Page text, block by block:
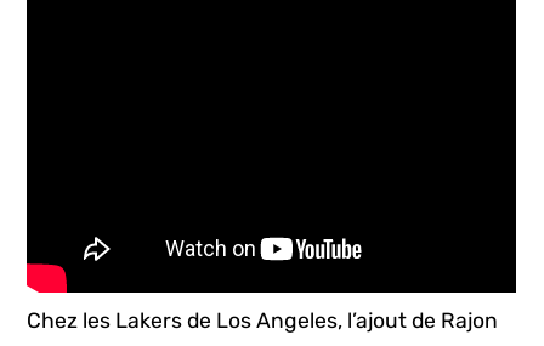
Chez les Lakers de Los Angeles, l’ajout de Rajon